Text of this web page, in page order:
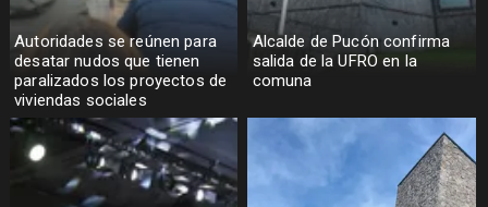
Autoridades se reúnen para
desatar nudos que tienen
paralizados los proyectos de
viviendas sociales
Alcalde de Pucón confirma
salida de la UFRO en la
comuna